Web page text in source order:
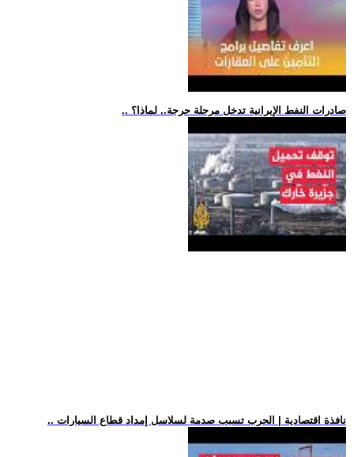
.. صادرات النفط الإيرانية تدخل مرحلة حرجة.. لماذا؟
.. نافذة اقتصادية | الحرب تسبب صدمة لسلاسل إمداد قطاع السيارات